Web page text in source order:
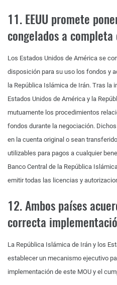
11. EEUU promete
congelados a
Los Estados Unidos de América se
disposición para su uso los fondos y
la República Islámica de Irán. Tras la
Estados Unidos de América y la
mutuamente los procedimientos
fondos durante la negociación.
en la cuenta original o sean
utilizables para pagos a cualquier
Banco Central de la República
emitir todas las licencias y
12. Ambos países
correcta
La República Islámica de Irán y los
establecer un mecanismo ejecutivo
implementación de este MOU y el